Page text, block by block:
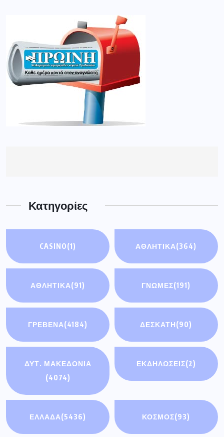
Κατηγορίες
CASINO(1) ΑΘΛΗΤΙΚΑ(364)
ΑΘΛΗΤΙΚΆ(91) ΓΝΩΜΕΣ(191)
ΓΡΕΒΕΝΑ(4184) ΔΕΣΚΑΤΗ(90)
ΔΥΤ. ΜΑΚΕΔΟΝΙΑ
(4074)
ΕΚΔΗΛΩΣΕΙΣ(2)
ΕΛΛΑΔΑ(5436) ΚΟΣΜΟΣ(93)